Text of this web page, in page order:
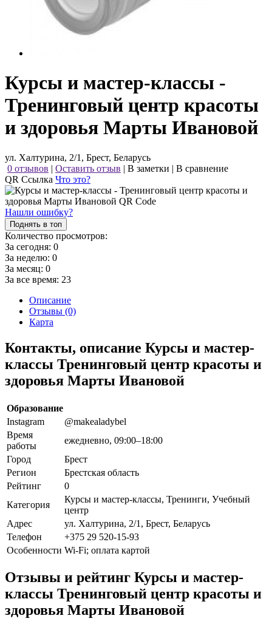
Курсы и мастер-классы -
Тренинговый центр красоты
и здоровья Марты Ивановой
ул. Халтурина, 2/1, Брест, Беларусь
0 отзывов | Оставить отзыв | В заметки | В сравнение
QR Ссылка Что это?
Нашли ошибку?
Поднять в топ
Количество просмотров:
За сегодня: 0
За неделю: 0
За месяц: 0
За все время: 23
Описание
Отзывы (0)
Карта
Контакты, описание Курсы и мастер-
классы Тренинговый центр красоты и
здоровья Марты Ивановой
Образование
Instagram
@makealadybel
Время
работы
ежедневно, 09:00–18:00
Город
Брест
Регион
Брестская область
Рейтинг
0
Категория
Курсы и мастер-классы, Тренинги, Учебный
центр
Адрес
ул. Халтурина, 2/1, Брест, Беларусь
Телефон
+375 29 520-15-93
Особенности Wi-Fi; оплата картой
Отзывы и рейтинг Курсы и мастер-
классы Тренинговый центр красоты и
здоровья Марты Ивановой